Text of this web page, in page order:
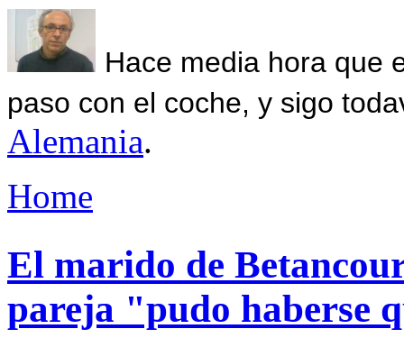
Hace media hora que
paso con el coche, y sigo
Alemania.
Home
El marido de
pareja "pudo haberse